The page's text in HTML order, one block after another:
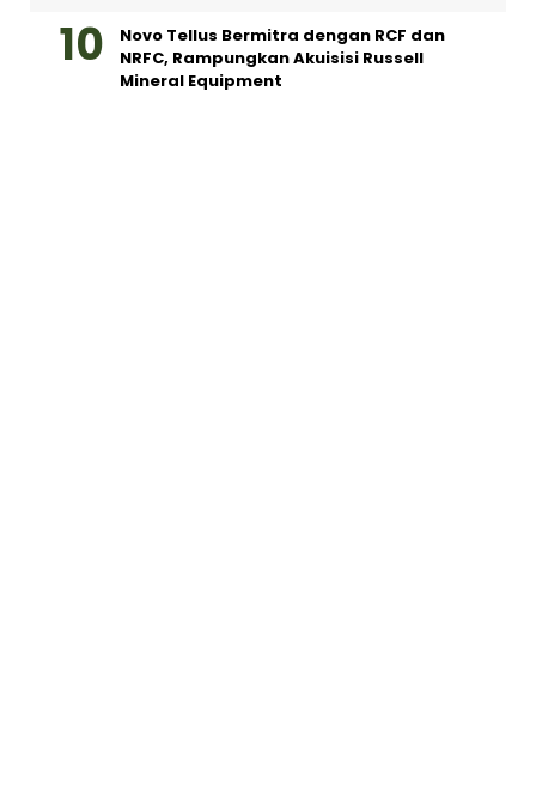
Novo Tellus Bermitra dengan RCF dan
NRFC, Rampungkan Akuisisi Russell
Mineral Equipment